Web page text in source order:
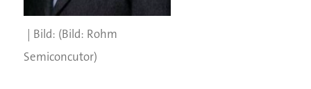
(Bild: Rohm
Semiconcutor)